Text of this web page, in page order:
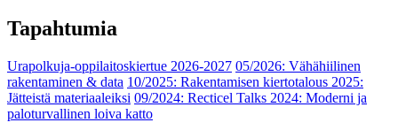
Tapahtumia
Urapolkuja-oppilaitoskiertue 2026-2027 05/2026: Vähähiilinen
rakentaminen & data 10/2025: Rakentamisen kiertotalous 2025:
Jätteistä materiaaleiksi 09/2024: Recticel Talks 2024: Moderni ja
paloturvallinen loiva katto